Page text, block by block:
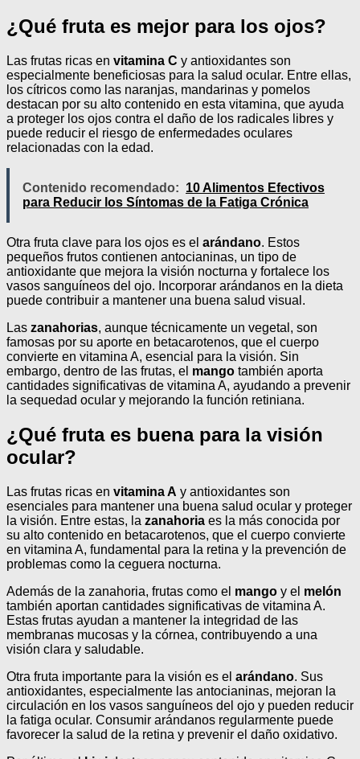
¿Qué fruta es mejor para los ojos?
Las frutas ricas en vitamina C y antioxidantes son
especialmente beneficiosas para la salud ocular. Entre ellas,
los cítricos como las naranjas, mandarinas y pomelos
destacan por su alto contenido en esta vitamina, que ayuda
a proteger los ojos contra el daño de los radicales libres y
puede reducir el riesgo de enfermedades oculares
relacionadas con la edad.
Contenido recomendado: 10 Alimentos Efectivos
para Reducir los Síntomas de la Fatiga Crónica
Otra fruta clave para los ojos es el arándano. Estos
pequeños frutos contienen antocianinas, un tipo de
antioxidante que mejora la visión nocturna y fortalece los
vasos sanguíneos del ojo. Incorporar arándanos en la dieta
puede contribuir a mantener una buena salud visual.
Las zanahorias, aunque técnicamente un vegetal, son
famosas por su aporte en betacarotenos, que el cuerpo
convierte en vitamina A, esencial para la visión. Sin
embargo, dentro de las frutas, el mango también aporta
cantidades significativas de vitamina A, ayudando a prevenir
la sequedad ocular y mejorando la función retiniana.
¿Qué fruta es buena para la visión
ocular?
Las frutas ricas en vitamina A y antioxidantes son
esenciales para mantener una buena salud ocular y proteger
la visión. Entre estas, la zanahoria es la más conocida por
su alto contenido en betacarotenos, que el cuerpo convierte
en vitamina A, fundamental para la retina y la prevención de
problemas como la ceguera nocturna.
Además de la zanahoria, frutas como el mango y el melón
también aportan cantidades significativas de vitamina A.
Estas frutas ayudan a mantener la integridad de las
membranas mucosas y la córnea, contribuyendo a una
visión clara y saludable.
Otra fruta importante para la visión es el arándano. Sus
antioxidantes, especialmente las antocianinas, mejoran la
circulación en los vasos sanguíneos del ojo y pueden reducir
la fatiga ocular. Consumir arándanos regularmente puede
favorecer la salud de la retina y prevenir el daño oxidativo.